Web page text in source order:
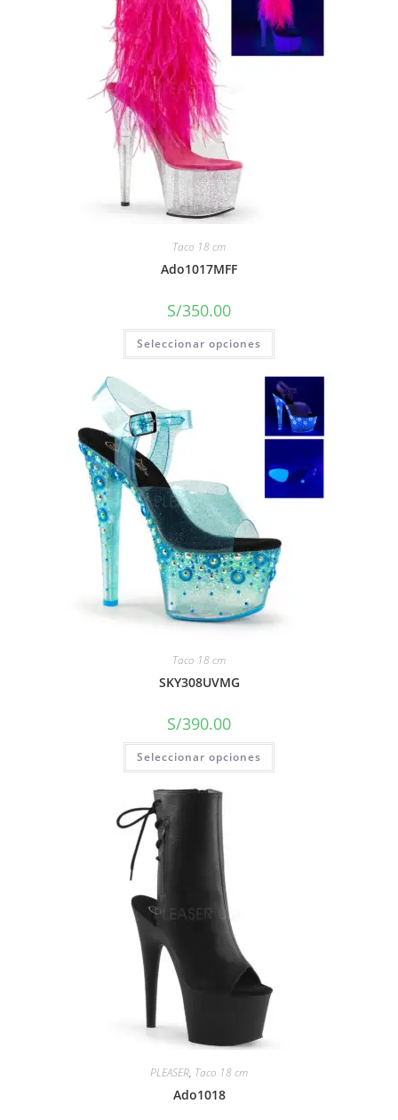
Taco 18 cm
Ado1017MFF
S/350.00
Seleccionar opciones
Taco 18 cm
SKY308UVMG
S/390.00
Seleccionar opciones
PLEASER, Taco 18 cm
Ado1018